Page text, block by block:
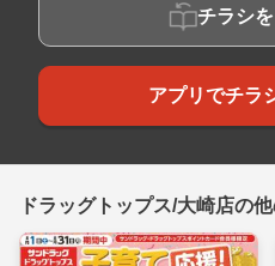
チラシ
アプリでチラ
ドラッグトップス/大崎店の